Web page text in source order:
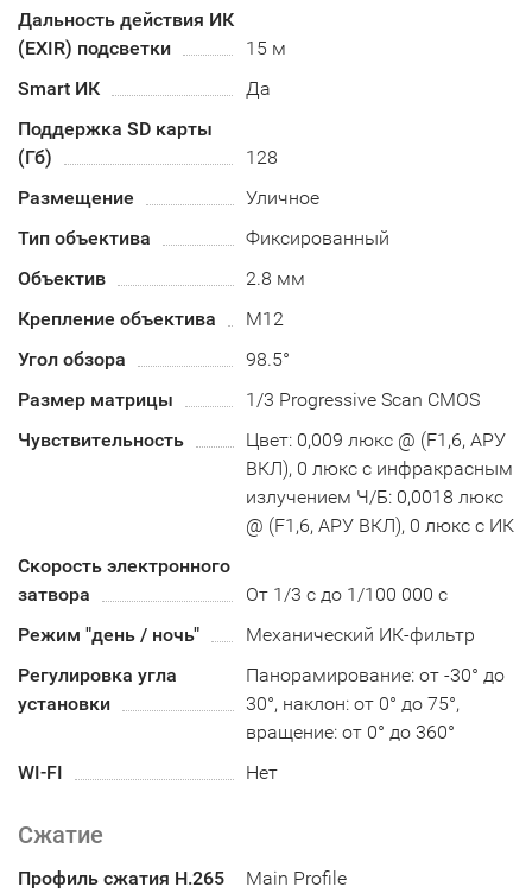
Дальность действия ИК
(EXIR) подсветки
15 м
Smart ИК
Да
Поддержка SD карты
(Гб)
128
Размещение
Уличное
Тип объектива
Фиксированный
Объектив
2.8 мм
Крепление объектива
М12
Угол обзора
98.5°
Размер матрицы
1/3 Progressive Scan CMOS
Чувствительность
Цвет: 0,009 люкс @ (F1,6, АРУ
ВКЛ), 0 люкс с инфракрасным
излучением Ч/Б: 0,0018 люкс
@ (F1,6, АРУ ВКЛ), 0 люкс с ИК
Скорость электронного
затвора
От 1/3 с до 1/100 000 с
Режим "день / ночь"
Механический ИК-фильтр
Регулировка угла
установки
Панорамирование: от -30° до
30°, наклон: от 0° до 75°,
вращение: от 0° до 360°
WI-FI
Нет
Сжатие
Профиль сжатия H.265 Main Profile